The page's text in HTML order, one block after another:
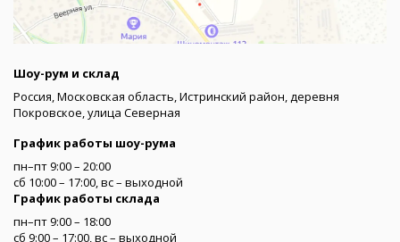
Шоу-рум и склад
Россия, Московская область, Истринский район, деревня
Покровское, улица Северная
График работы шоу-рума
пн–пт 9:00 – 20:00
сб 10:00 – 17:00, вс – выходной
График работы склада
пн–пт 9:00 – 18:00
сб 9:00 – 17:00, вс – выходной